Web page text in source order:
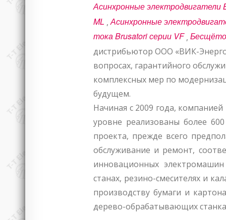
Асинхронные электродвигатели
ML Асинхронные
тока Brusatori серии VF
дистрибьютор ООО «ВИК-
вопросах, гарантийного
комплексных мер по
будущем.
Начиная с 2009 года,
уровне реализованы более
проекта, прежде всего
обслуживание и ремонт,
инновационных
станах, резино-смесителях и
производству бумаги и
дерево-обрабатывающих